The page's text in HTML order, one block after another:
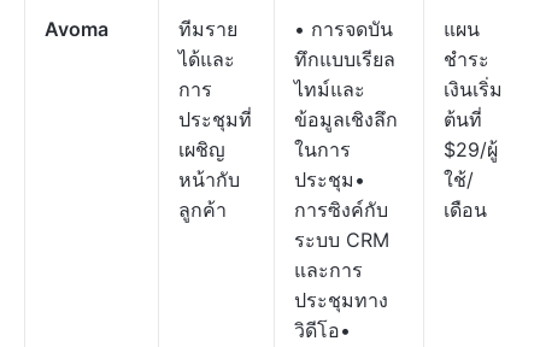
Avoma
ทีมราย
ได้และ
การ
ประชุมที่
เผชิญ
หน้ากับ
ลูกค้า
• การจดบัน
ทึกแบบเรียล
ไทม์และ
ข้อมูลเชิงลึก
ในการ
ประชุม•
การซิงค์กับ
ระบบ CRM
และการ
ประชุมทาง
วิดีโอ•
แผน
ชำระ
เงินเริ่ม
ต้นที่
$29/ผู้
ใช้/
เดือน